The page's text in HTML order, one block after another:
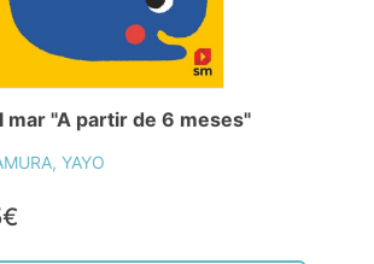
mar "A partir de 6 meses"
YAYO